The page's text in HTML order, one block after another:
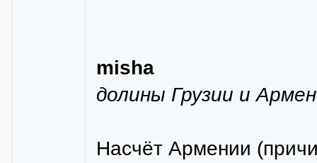
misha
долины Грузии и
Насчёт Армении